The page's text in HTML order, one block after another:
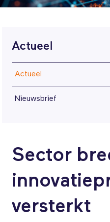
Actueel
Actueel
Nieuwsbrief
Sector
versterkt